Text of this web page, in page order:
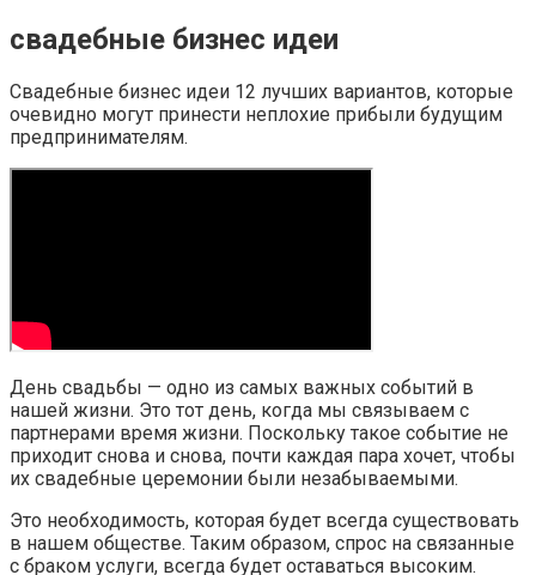
свадебные бизнес идеи
Свадебные бизнес идеи 12 лучших вариантов, которые
очевидно могут принести неплохие прибыли будущим
предпринимателям.
День свадьбы — одно из самых важных событий в
нашей жизни. Это тот день, когда мы связываем с
партнерами время жизни. Поскольку такое событие не
приходит снова и снова, почти каждая пара хочет, чтобы
их свадебные церемонии были незабываемыми.
Это необходимость, которая будет всегда существовать
в нашем обществе. Таким образом, спрос на связанные
с браком услуги, всегда будет оставаться высоким.